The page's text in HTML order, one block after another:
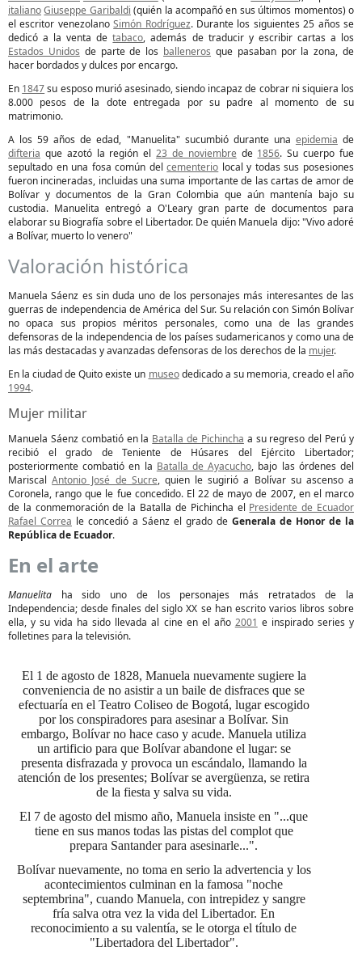
italiano Giuseppe Garibaldi (quién la acompañó en sus últimos momentos) o
el escritor venezolanoSimón Rodríguez. Durante los siguientes 25 años se
dedicó a la venta detabaco, además de traducir y escribir cartas a los
Estados Unidos de parte de los balleneros que pasaban por la zona, de
hacer bordados y dulces por encargo.
En 1847su esposo murió asesinado, siendo incapaz de cobrar ni siquiera los
8.000 pesos de la dote entregada por su padre al momento de su
matrimonio.
A los 59 años de edad, "Manuelita" sucumbió durante una epidemia de
difteria que azotó la región el23 de noviembre de 1856. Su cuerpo fue
sepultado en una fosa común delcementerio local y todas sus posesiones
fueron incineradas, incluidas una suma importante de las cartas de amor de
Bolívar y documentos de la Gran Colombia que aún mantenía bajo su
custodia. Manuelita entregó a O'Leary gran parte de documentos para
elaborar su Biografía sobre el Libertador. De quién Manuela dijo: "Vivo adoré
a Bolívar, muerto lo venero"
Valoración histórica
Manuela Sáenz es sin duda uno de los personajes más interesantes de las
guerras de independencia de América del Sur. Su relación con Simón Bolívar
no opaca sus propios méritos personales, como una de las grandes
defensoras de la independencia de los países sudamericanos y como una de
las más destacadas y avanzadas defensoras de los derechos de la mujer.
En la ciudad de Quito existe un museodedicado a su memoria, creado el año
1994.
Mujer militar
Manuela Sáenz combatió en la Batalla de Pichincha a su regreso del Perú y
recibió el grado de Teniente de Húsares del Ejército Libertador;
posteriormente combatió en la Batalla de Ayacucho, bajo las órdenes del
MariscalAntonio José de Sucre, quien le sugirió a Bolívar su ascenso a
Coronela, rango que le fue concedido. El 22 de mayo de 2007, en el marco
de la conmemoración de la Batalla de Pichincha el Presidente de Ecuador
Rafael Correa le concedió a Sáenz el grado de Generala de Honor de la
República de Ecuador.
En el arte
Manuelita ha sido uno de los personajes más retratados de la
Independencia; desde finales del siglo XX se han escrito varios libros sobre
ella, y su vida ha sido llevada al cine en el año 2001 e inspirado series y
folletines para la televisión.
El 1 de agosto de 1828, Manuela nuevamente sugiere la
conveniencia de no asistir a un baile de disfraces que se
efectuaría en el Teatro Coliseo de Bogotá, lugar escogido
por los conspiradores para asesinar a Bolívar. Sin
embargo, Bolívar no hace caso y acude. Manuela utiliza
un artificio para que Bolívar abandone el lugar: se
presenta disfrazada y provoca un escándalo, llamando la
atención de los presentes; Bolívar se avergüenza, se retira
de la fiesta y salva su vida.
El 7 de agosto del mismo año, Manuela insiste en "...que
tiene en sus manos todas las pistas del complot que
prepara Santander para asesinarle...".
Bolívar nuevamente, no toma en serio la advertencia y los
acontecimientos culminan en la famosa "noche
septembrina", cuando Manuela, con intrepidez y sangre
fría salva otra vez la vida del Libertador. En
reconocimiento a su valentía, se le otorga el título de
"Libertadora del Libertador".